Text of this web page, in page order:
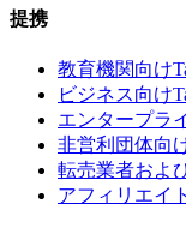
提携
教育機関向け
ビジネス向け
エンタープラ
非営利団体向
転売業者およ
アフィリエイ